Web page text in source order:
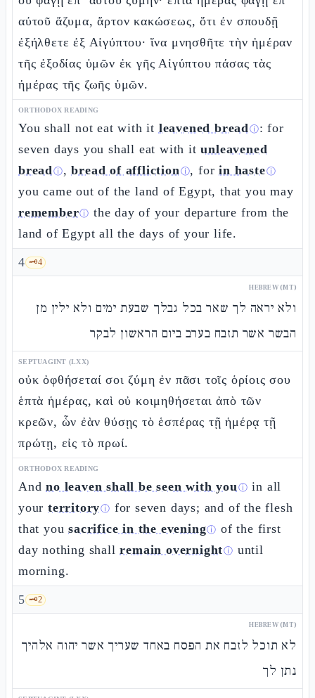
αὐτοῦ ἄζυμα, ἄρτον κακώσεως, ὅτι ἐν σπουδῇ
ἐξήλθετε ἐξ Αἰγύπτου· ἵνα μνησθῆτε τὴν ἡμέραν
τῆς ἐξοδίας ὑμῶν ἐκ γῆς Αἰγύπτου πάσας τὰς
ἡμέρας τῆς ζωῆς ὑμῶν.
ORTHODOX READING
You shall not eat with it leavened breadⓘ: for
seven days you shall eat with itunleavened
breadⓘ,bread of afflictionⓘ, forin hasteⓘ
you came out of the land of Egypt, that you may
rememberⓘ the day of your departure from the
land of Egypt all the days of your life.
4 🗝️4
HEBREW (MT)
ולא יראה לך שאר בכל גבלך שבעת ימים ולא ילין מן
הבשר אשר תזבח בערב ביום הראשון לבקר
SEPTUAGINT (LXX)
οὐκ ὀφθήσεταί σοι ζύμη ἐν πᾶσι τοῖς ὁρίοις σου
ἑπτὰ ἡμέρας, καὶ οὐ κοιμηθήσεται ἀπὸ τῶν
κρεῶν, ὧν ἐὰν θύσῃς τὸ ἑσπέρας τῇ ἡμέρᾳ τῇ
πρώτῃ, εἰς τὸ πρωί.
ORTHODOX READING
Andno leaven shall be seen with youⓘ in all
your territoryⓘ for seven days; and of the flesh
that yousacrifice in the eveningⓘ of the first
day nothing shallremain overnightⓘ until
morning.
5 🗝️2
HEBREW (MT)
לא תוכל לזבח את הפסח באחד שעריך אשר יהוה אלהיך
נתן לך